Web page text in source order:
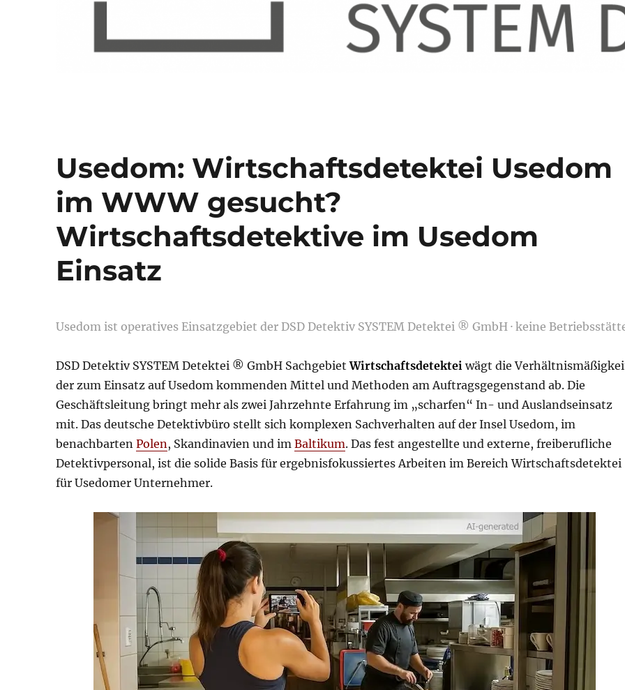
Usedom: Wirtschaftsdetektei Usedom
im WWW gesucht?
Wirtschaftsdetektive im Usedom
Einsatz
Usedom ist operatives Einsatzgebiet der DSD Detektiv SYSTEM Detektei ® GmbH · keine
DSD Detektiv SYSTEM Detektei ® GmbH SachgebietWirtschaftsdetektei wägt die
der zum Einsatz auf Usedom kommenden Mittel und Methoden am Auftragsgegenstand ab. Die
Geschäftsleitung bringt mehr als zwei Jahrzehnte Erfahrung im „scharfen“ In- und Auslandseinsatz
mit. Das deutsche Detektivbüro stellt sich komplexen Sachverhalten auf der Insel Usedom, im
benachbartenPolen , Skandinavien und imBaltikum. Das fest angestellte und externe, freiberufliche
Detektivpersonal, ist die solide Basis für ergebnisfokussiertes Arbeiten im Bereich Wirtschaftsdetektei
für Usedomer Unternehmer.